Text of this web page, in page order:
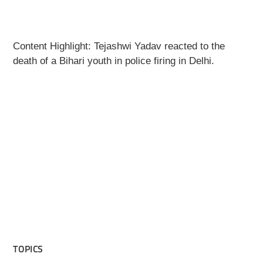
Content Highlight:Tejashwi Yadav reacted to the
death of a Bihari youth in police firing in Delhi.
TOPICS